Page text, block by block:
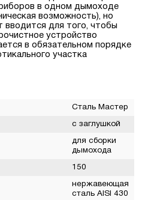
в одном дымоходе
возможность), но
вводится для того, чтобы
устройство
в обязательном порядке
участка
Сталь Мастер
с заглушкой
для сборки
дымохода
150
нержавеющая
сталь AISI 430